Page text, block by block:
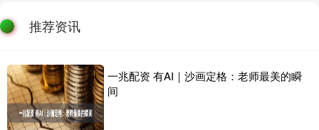
推荐资讯
一兆配资 有AI｜沙画定格：老师最美的瞬
间